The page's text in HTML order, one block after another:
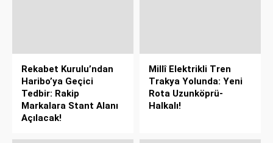
Rekabet Kurulu’ndan
Haribo’ya Geçici
Tedbir: Rakip
Markalara Stant Alanı
Açılacak!
Millî Elektrikli Tren
Trakya Yolunda: Yeni
Rota Uzunköprü-
Halkalı!